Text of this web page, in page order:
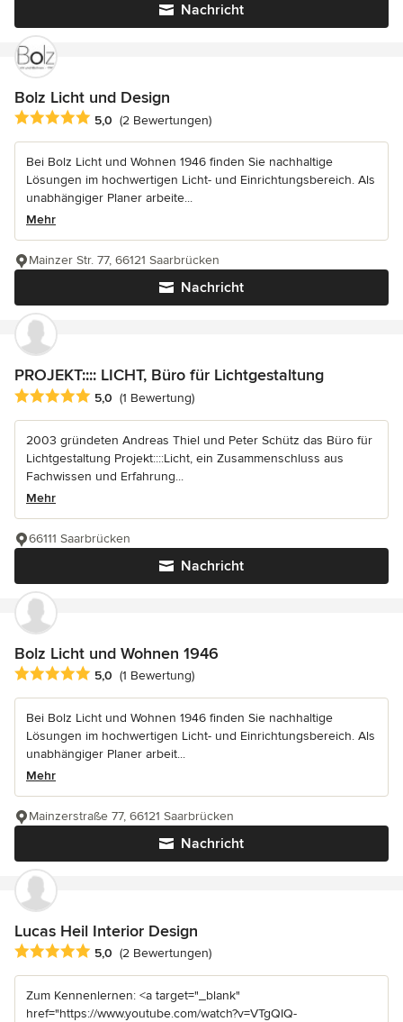
Nachricht
Bolz Licht und Design
Durchschnittliche Bewertung: 5 von 5 Sternen
5,0 (2 Bewertungen)
Bei Bolz Licht und Wohnen 1946 finden Sie nachhaltige
Lösungen im hochwertigen Licht- und Einrichtungsbereich. Als
unabhängiger Planer arbeite...
Mehr
Nachricht
Mainzer Str. 77, 66121 Saarbrücken
PROJEKT:::: LICHT, Büro für Lichtgestaltung
Durchschnittliche Bewertung: 5 von 5 Sternen
5,0 (1 Bewertung)
2003 gründeten Andreas Thiel und Peter Schütz das Büro für
Lichtgestaltung Projekt::::Licht, ein Zusammenschluss aus
Fachwissen und Erfahrung...
Mehr
Nachricht
66111 Saarbrücken
Bolz Licht und Wohnen 1946
Durchschnittliche Bewertung: 5 von 5 Sternen
5,0 (1 Bewertung)
Bei Bolz Licht und Wohnen 1946 finden Sie nachhaltige
Lösungen im hochwertigen Licht- und Einrichtungsbereich. Als
unabhängiger Planer arbeit...
Mehr
Nachricht
Mainzerstraße 77, 66121 Saarbrücken
Lucas Heil Interior Design
Durchschnittliche Bewertung: 5 von 5 Sternen
5,0 (2 Bewertungen)
Zum Kennenlernen: <a target="_blank"
href="https://www.youtube.com/watch?v=VTgQIQ-